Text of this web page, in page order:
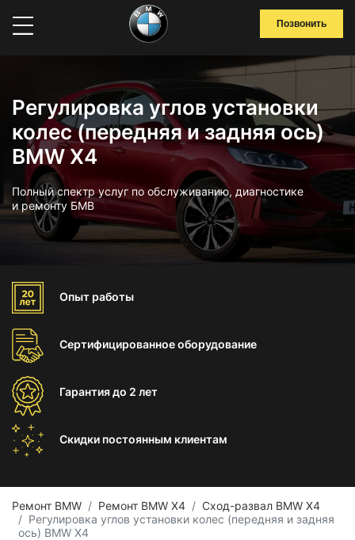
Позвонить
Регулировка углов установки
колес (передняя и задняя ось)
BMW X4
Полный спектр услуг по обслуживанию, диагностике
и ремонту БМВ
Опыт работы
Сертифицированноеоборудование
Гарантиядо 2 лет
Скидки постоянным клиентам
Ремонт BMW Ремонт BMW X4
Сход-развал BMW X4
Регулировка углов установки колес (передняя и задняя
ось) BMW X4